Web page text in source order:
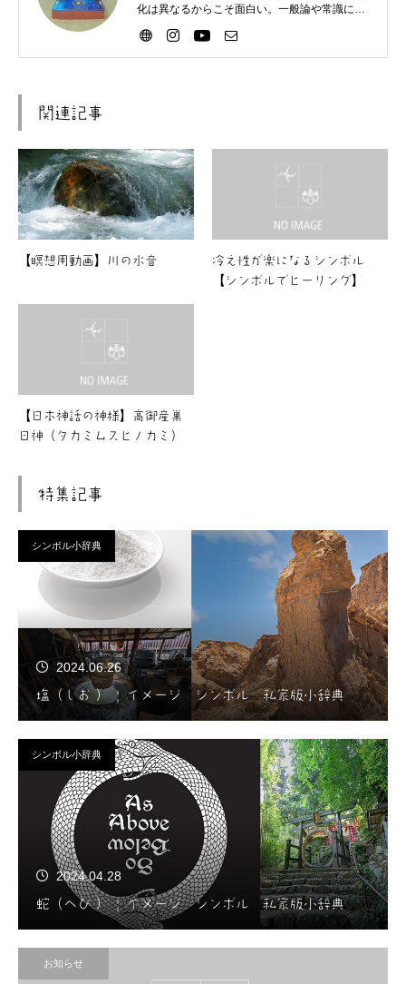
化は異なるからこそ面白い。一般論や常識に違
和感がある方歓迎。
関連記事
【瞑想用動画】川の水音
冷え性が楽になるシンボル
【シンボルでヒーリング】
【日本神話の神様】高御産巣
日神（タカミムスヒノカミ）
特集記事
シンボル小辞典
2024.06.26
塩（しお ） | イメージ シンボル 私家版小辞典
シンボル小辞典
2024.04.28
蛇（へび ） | イメージ シンボル 私家版小辞典
お知らせ